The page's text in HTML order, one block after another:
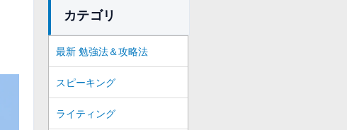
カテゴリ
最新 勉強法＆攻略法
スピーキング
ライティング